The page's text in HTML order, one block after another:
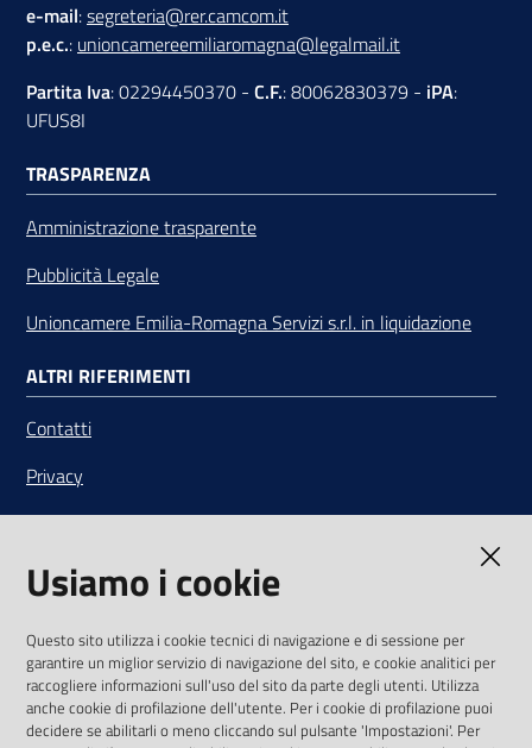
e-mail:segreteria@rer.camcom.it
p.e.c.: unioncamereemiliaromagna@legalmail.it
Partita Iva: 02294450370 - C.F.: 80062830379 - iPA:
UFUS8I
TRASPARENZA
Amministrazione trasparente
Pubblicità Legale
Unioncamere Emilia-Romagna Servizi s.r.l. in liquidazione
ALTRI RIFERIMENTI
Contatti
Privacy
Note legali
Media Policy
SEGUICI SU
YoutubeTwitterLinkedinFacebookInstagram
Usiamo i cookie
Questo sito utilizza i cookie tecnici di navigazione e di sessione per
garantire un miglior servizio di navigazione del sito, e cookie analitici per
raccogliere informazioni sull'uso del sito da parte degli utenti. Utilizza
anche cookie di profilazione dell'utente. Per i cookie di profilazione puoi
decidere se abilitarli o meno cliccando sul pulsante 'Impostazioni'. Per